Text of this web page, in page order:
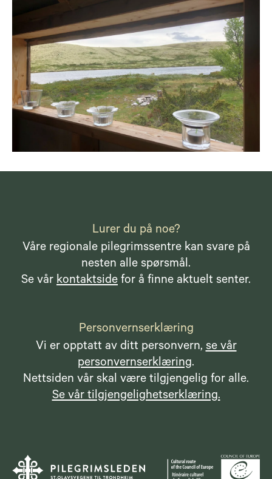
Lurer du på noe?
Våre regionale pilegrimssentre kan svare på
nesten alle spørsmål.
Se vår kontaktside for å finne aktuelt senter.
Personvernserklæring
Vi er opptatt av ditt personvern,se vår
personvernserklæring.
Nettsiden vår skal være tilgjengelig for alle.
Se vår tilgjengelighetserklæring.